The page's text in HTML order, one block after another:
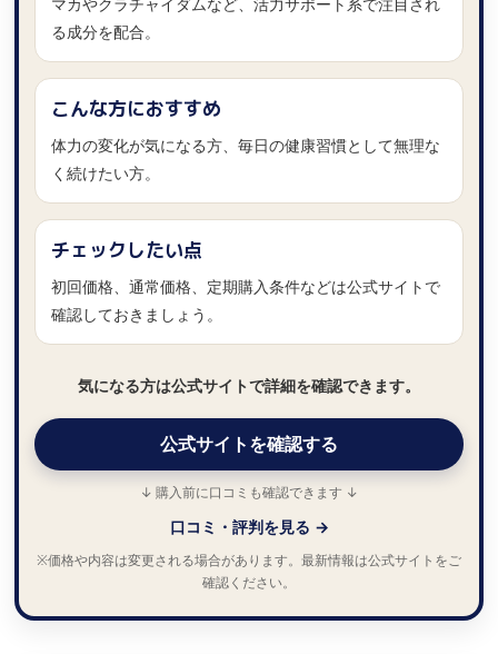
る成分を配合。
こんな方におすすめ
体力の変化が気になる方、毎日の健康習慣として無理な
く続けたい方。
チェックしたい点
初回価格、通常価格、定期購入条件などは公式サイトで
確認しておきましょう。
気になる方は公式サイトで詳細を確認できます。
公式サイトを確認する
↓ 購入前に口コミも確認できます ↓
口コミ・評判を見る →
※価格や内容は変更される場合があります。最新情報は公式サイトをご
確認ください。